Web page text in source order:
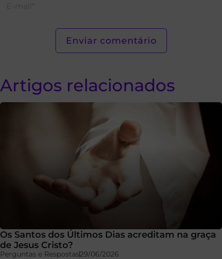
Artigos relacionados
Os Santos dos Últimos Dias acreditam na graça
de Jesus Cristo?
Perguntas e Respostas29/06/2026